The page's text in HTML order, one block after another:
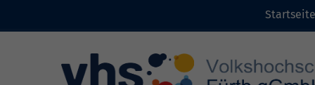
Startseite